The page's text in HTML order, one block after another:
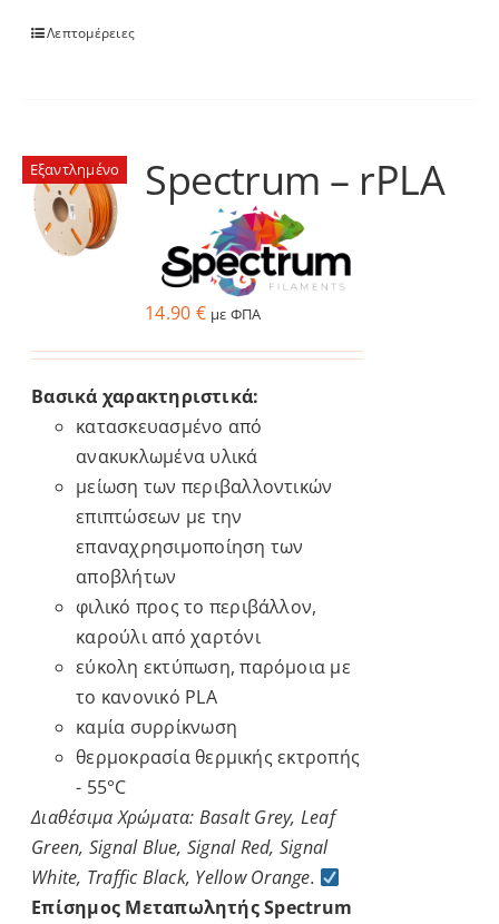
Λεπτομέρειες
Εξαντλημένο Spectrum – rPLA
14.90 € με ΦΠΑ
Βασικά χαρακτηριστικά:
κατασκευασμένο από
ανακυκλωμένα υλικά
μείωση των περιβαλλοντικών
επιπτώσεων με την
επαναχρησιμοποίηση των
αποβλήτων
φιλικό προς το περιβάλλον,
καρούλι από χαρτόνι
εύκολη εκτύπωση,παρόμοια με
το κανονικό PLA
καμία συρρίκνωση
θερμοκρασία θερμικής εκτροπής
- 55°C
Διαθέσιμα Χρώματα: Basalt Grey, Leaf
Green, Signal Blue, Signal Red, Signal
White, Traffic Black, Yellow Orange.
Επίσημος Μεταπωλητής Spectrum